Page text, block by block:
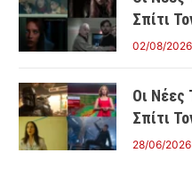
Σπίτι
02/08/2026
Οι Νέες
Σπίτι
28/06/2026